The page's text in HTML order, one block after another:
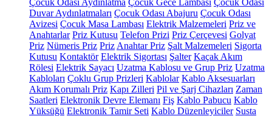
Çocuk Odası Aydınlatma Çocuk Gece Lambası Çocuk Odası
Duvar Aydınlatmaları Çocuk Odası Abajuru Çocuk Odası
Avizesi Çocuk Masa Lambası Elektrik Malzemeleri Priz ve
Anahtarlar Priz Kutusu Telefon Prizi Priz Çerçevesi Golyat
Priz Nümeris Priz Priz Anahtar Priz Şalt Malzemeleri Sigorta
Kutusu Kontaktör Elektrik Sigortası Şalter Kaçak Akım
Rölesi Elektrik Sayacı Uzatma Kablosu ve Grup Priz Uzatma
Kabloları Çoklu Grup Prizleri Kablolar Kablo Aksesuarları
Akım Korumalı Priz Kapı Zilleri Pil ve Şarj Cihazları Zaman
Saatleri Elektronik Devre Elemanı Fiş Kablo Pabucu Kablo
Yüksüğü Elektronik Tamir Seti Kablo Düzenleyiciler Susta